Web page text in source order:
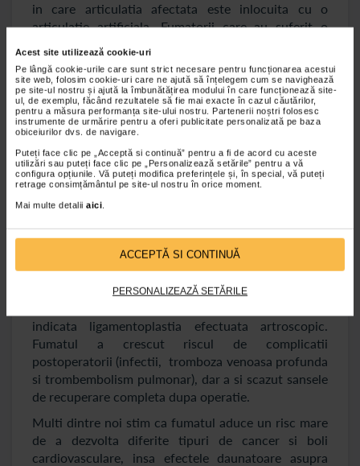
Acest site utilizează cookie-uri
Pe lângă cookie-urile care sunt strict necesare pentru funcționarea acestui
site web, folosim cookie-uri care ne ajută să înțelegem cum se navighează
pe site-ul nostru și ajută la îmbunătățirea modului în care funcționează site-
ul, de exemplu, făcând rezultatele să fie mai exacte în cazul căutărilor,
pentru a măsura performanța site-ului nostru. Partenerii noștri folosesc
instrumente de urmărire pentru a oferi publicitate personalizată pe baza
obiceiurilor dvs. de navigare.
Puteți face clic pe „Acceptă si continuă” pentru a fi de acord cu aceste
utilizări sau puteți face clic pe „Personalizează setările” pentru a vă
configura opțiunile. Vă puteți modifica preferințele și, în special, vă puteți
retrage consimțământul pe site-ul nostru în orice moment.
Mai multe detalii aici
ACCEPTĂ SI CONTINUĂ
PERSONALIZEAZĂ SETĂRILE
in care articulatia afectata este inlocuita cu o
articulatie artificiala. Fumatorii care au suferit o
astfel de interventie au avut incidenta mai mare a
infectiilor postoperatorii, dar si de nereusita a
operatiei in comparatie cu nefumatorii.
Coafa rotatorie reprezinta o colectie de muschi si
tendoane care acopera capul humerusului. Cea mai
comuna afectare a acestei zone este ruptura
tendonului supraspinos, iar interventia chirurgicala
in acest caz se face artroscopic, scopul fiind
reinsertia acestui tendon. S-a dovedit ca fumatorii
au avut dureri mai mari postoperator, rata infectiilor
a fost mai mare, iar vindecarea a fost mai lenta (in
unele cazuri fiind necesara reinterventia).
Ligamentul incrucisat anterior este unul dintre cele
patru mari ligamente ale genunchiului, iar in cazul
indicata ligamentoplastia efectuata artroscopic.
Fumatul a crescut riscul de complicatii
postoperatorii (infectii, tromboza venoasa profunda
si trombembolism pulmonar), dar a si scazut sansele
de recuperare completa dupa operatie.
Multi dintre noi stim ca fumatul aduce un risc mare
de a dezvolta diferite tipuri de cancer si boli
cardiovasculare, insa efectele daunatoare asupra